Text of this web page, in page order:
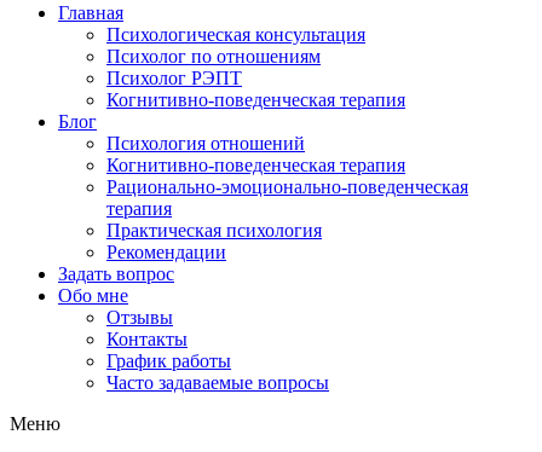
Главная
Психологическая консультация
Психолог по отношениям
Психолог РЭПТ
Когнитивно-поведенческая терапия
Блог
Психология отношений
Когнитивно-поведенческая терапия
Рационально-эмоционально-поведенческая
терапия
Практическая психология
Рекомендации
Задать вопрос
Обо мне
Отзывы
Контакты
График работы
Часто задаваемые вопросы
Меню